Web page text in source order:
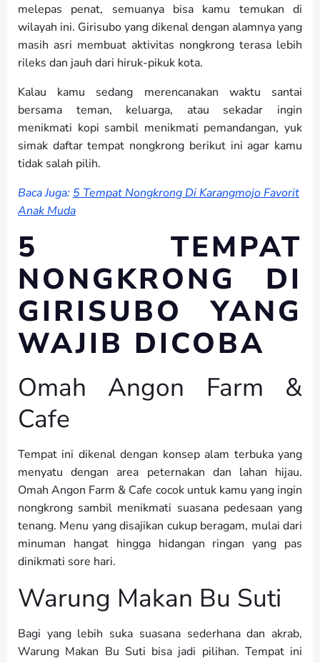
melepas penat, semuanya bisa kamu temukan di
wilayah ini. Girisubo yang dikenal dengan alamnya yang
masih asri membuat aktivitas nongkrong terasa lebih
rileks dan jauh dari hiruk-pikuk kota.
Kalau kamu sedang merencanakan waktu santai
bersama teman, keluarga, atau sekadar ingin
menikmati kopi sambil menikmati pemandangan, yuk
simak daftar tempat nongkrong berikut ini agar kamu
tidak salah pilih.
Baca Juga: 5 Tempat Nongkrong Di Karangmojo Favorit
Anak Muda
5 TEMPAT
NONGKRONG DI
GIRISUBO YANG
WAJIB DICOBA
Omah Angon Farm &
Cafe
Tempat ini dikenal dengan konsep alam terbuka yang
menyatu dengan area peternakan dan lahan hijau.
Omah Angon Farm & Cafe cocok untuk kamu yang ingin
nongkrong sambil menikmati suasana pedesaan yang
tenang. Menu yang disajikan cukup beragam, mulai dari
minuman hangat hingga hidangan ringan yang pas
dinikmati sore hari.
Warung Makan Bu Suti
Bagi yang lebih suka suasana sederhana dan akrab,
Warung Makan Bu Suti bisa jadi pilihan. Tempat ini